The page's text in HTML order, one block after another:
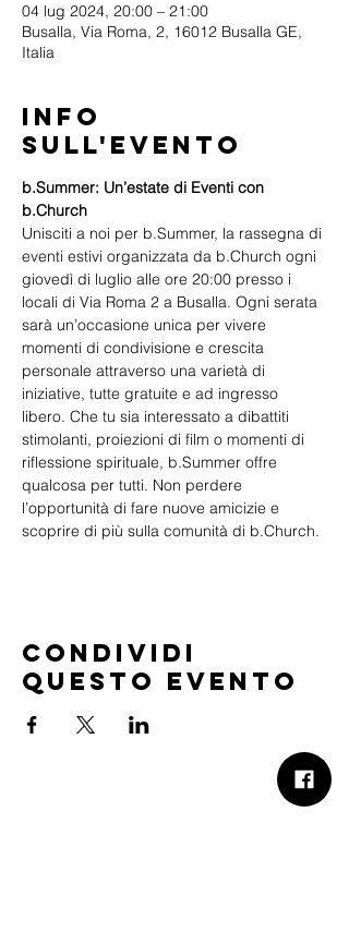
04 lug 2024, 20:00 – 21:00
Busalla, Via Roma, 2, 16012 Busalla GE,
Italia
Info
sull'evento
b.Summer: Un’estate di Eventi con
b.Church
Unisciti a noi per b.Summer, la rassegna di
eventi estivi organizzata da b.Church ogni
giovedì di luglio alle ore 20:00 presso i
locali di Via Roma 2 a Busalla. Ogni serata
sarà un’occasione unica per vivere
momenti di condivisione e crescita
personale attraverso una varietà di
iniziative, tutte gratuite e ad ingresso
libero. Che tu sia interessato a dibattiti
stimolanti, proiezioni di film o momenti di
riflessione spirituale, b.Summer offre
qualcosa per tutti. Non perdere
l’opportunità di fare nuove amicizie e
scoprire di più sulla comunità di b.Church.
Condividi
questo evento